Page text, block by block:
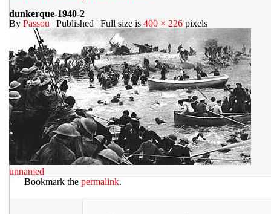
dunkerque-1940-2
By Passou | Published | Full size is 400 × 226 pixels
unnamed
Bookmark the permalink.